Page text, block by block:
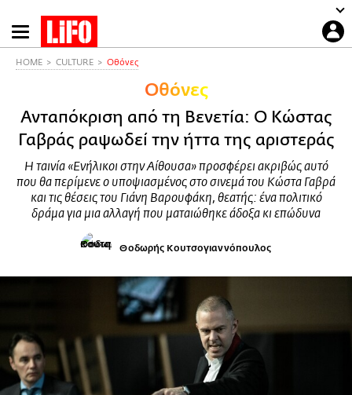
Παράκαμψη
προς
HOME CULTURE Οθόνες
Οθόνες
Ανταπόκριση από τη Βενετία: Ο Κώστας
Γαβράς ραψωδεί την ήττα της αριστεράς
Η ταινία «Ενήλικοι στην Αίθουσα» προσφέρει ακριβώς αυτό
που θα περίμενε ο υποψιασμένος στο σινεμά του Κώστα Γαβρά
και τις θέσεις του Γιάνη Βαρουφάκη, θεατής: ένα πολιτικό
δράμα για μια αλλαγή που ματαιώθηκε άδοξα κι επώδυνα
Θοδωρής Κουτσογιαννόπουλος